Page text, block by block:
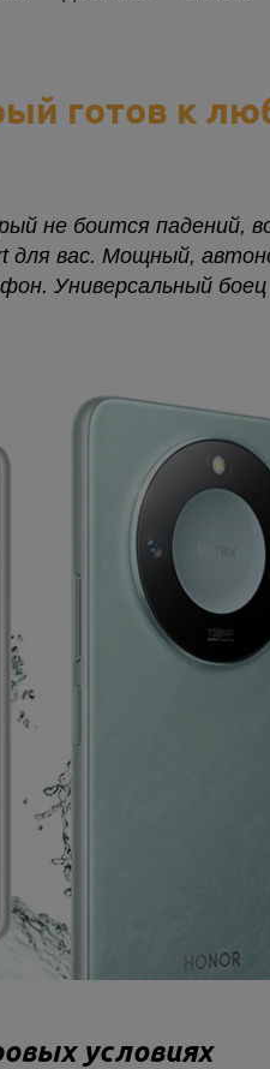
готов к
не боится падений,
для вас. Мощный,
Универсальный боец
условиях